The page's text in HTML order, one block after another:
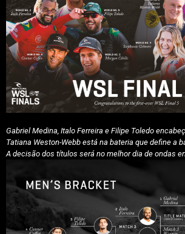
Gabriel Medina, Italo Ferreira e Filipe Toledo
Tatiana Weston-Webb está na bateria que define a
A decisão dos títulos será no melhor dia de ondas